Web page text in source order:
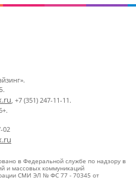
, +7 (351) 247-11-11.
02
в Федеральной службе по надзору в
и массовых коммуникаций
СМИ ЭЛ № ФС 77 - 70345 от